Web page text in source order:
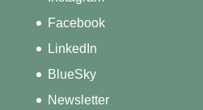
Facebook
LinkedIn
BlueSky
Newsletter